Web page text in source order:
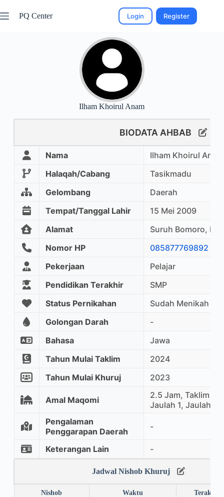
PQ Center Login Register
Ilham Khoirul Anam
BIODATA AHBAB
Nama
Ilham Khoirul Anam
Halaqah/Cabang
Tasikmadu
Gelombang
Daerah
Tempat/Tanggal Lahir
15 Mei 2009
Alamat
Suruh Bomoro,
Nomor HP
085877769892
Pekerjaan
Pelajar
Pendidikan Terakhir
SMP
Status Pernikahan
Sudah Menikah
Golongan Darah
-
Bahasa
Jawa
Tahun Mulai Taklim
2024
Tahun Mulai Khuruj
2023
Amal Maqomi
2.5 Jam, Taklim
Jaulah 1, Jaulah 2
Pengalaman
Penggarapan Daerah
-
Keterangan Lain -
Jadwal Nishob Khuruj
Nishob Waktu Terakhir